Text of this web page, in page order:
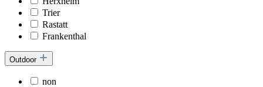
Trier
Rastatt
Frankenthal
Outdoor
non